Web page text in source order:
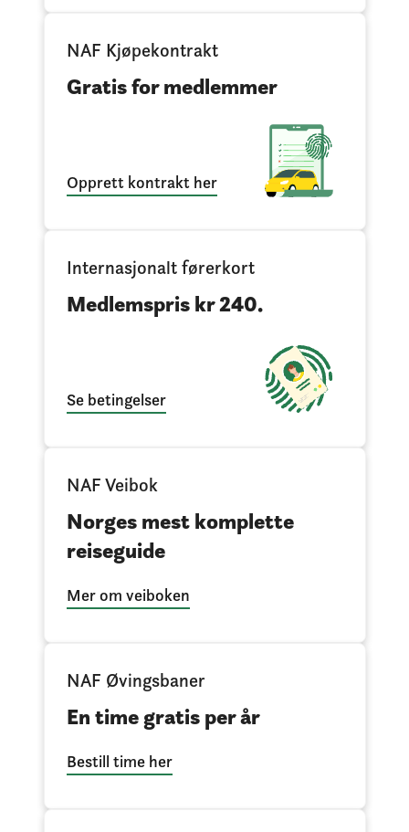
NAF Kjøpekontrakt
Gratis for medlemmer
Opprett kontrakt her
Internasjonalt førerkort
Medlemspris kr 240.
Se betingelser
NAF Veibok
Norges mest komplette
reiseguide
Mer om veiboken
NAF Øvingsbaner
En time gratis per år
Bestill time her